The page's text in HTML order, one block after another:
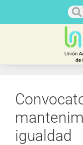
igualdad